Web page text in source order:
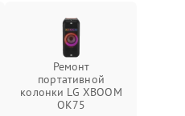
Ремонт
портативной
колонки LG XBOOM
OK75